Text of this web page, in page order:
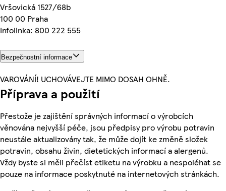
Vršovická 1527/68b
100 00 Praha
Infolinka: 800 222 555
Bezpečnostní informace
VAROVÁNÍ! UCHOVÁVEJTE MIMO DOSAH OHNĚ.
Příprava a použití
Přestože je zajištění správných informací o výrobcích
věnována nejvyšší péče, jsou předpisy pro výrobu potravin
neustále aktualizovány tak, že může dojít ke změně složek
potravin, obsahu živin, dietetických informací a alergenů.
Vždy byste si měli přečíst etiketu na výrobku a nespoléhat se
pouze na informace poskytnuté na internetových stránkách.